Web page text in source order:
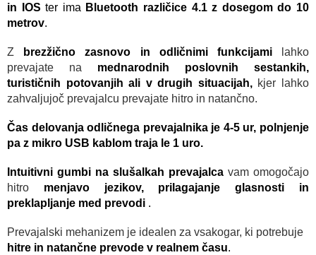
in IOSter ima Bluetooth različice 4.1 z dosegom do 10
metrov.
Z brezžično zasnovo in odličnimi funkcijami
lahko
prevajate na mednarodnih poslovnih sestankih,
turističnih potovanjih ali v drugih situacijah, kjer lahko
zahvaljujoč prevajalcu prevajate hitro in natančno.
Čas delovanja odličnega prevajalnika je 4-5 ur, polnjenje
pa z mikro USB kablom traja le 1 uro.
Intuitivni gumbi na slušalkah prevajalca vam omogočajo
hitro menjavo jezikov, prilagajanje glasnosti in
preklapljanje med prevodi .
Prevajalski mehanizem je idealen za vsakogar, ki potrebuje
hitre in natančne prevode v realnem času.